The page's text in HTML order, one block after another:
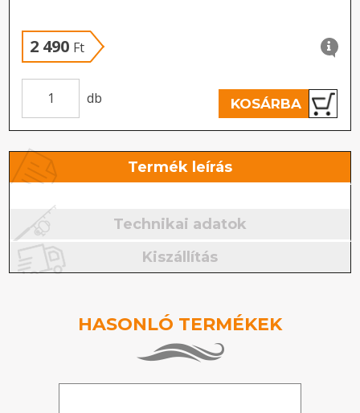
2 490 Ft
db KOSÁRBA
Termék leírás
Technikai adatok
Kiszállítás
HASONLÓ TERMÉKEK